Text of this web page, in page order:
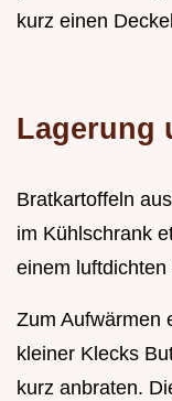
kurz einen
Lagerung
Bratkartoffeln
im Kühlschrank
einem
Zum Aufwärmen
kleiner Klecks
kurz anbraten.